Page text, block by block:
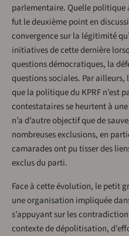
parlementaire. Quelle
fut le deuxième point en
convergence sur la légitimité
initiatives de cette dernière
questions démocratiques, la
questions sociales. Par
que la politique du KPRF n’est
contestataires se heurtent à
n’a d’autre objectif que de
nombreuses exclusions, en
camarades ont pu tisser des
exclus du parti.
Face à cette évolution, le petit
une organisation impliquée
s’appuyant sur les
contexte de dépolitisation,